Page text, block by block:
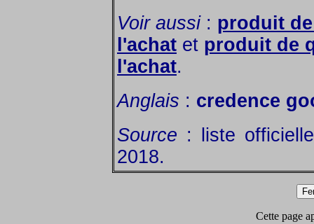
Voir aussi: produit
l'achat et produit de
l'achat.
Anglais : credence
Source : liste
2018.
Cette page